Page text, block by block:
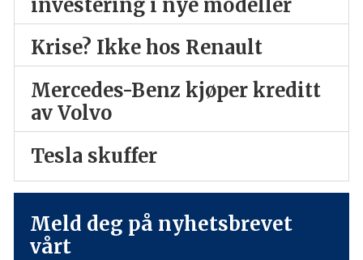
investering i nye modeller
Krise? Ikke hos Renault
Mercedes-Benz kjøper kreditt
av Volvo
Tesla skuffer
Meld deg på nyhetsbrevet
vårt